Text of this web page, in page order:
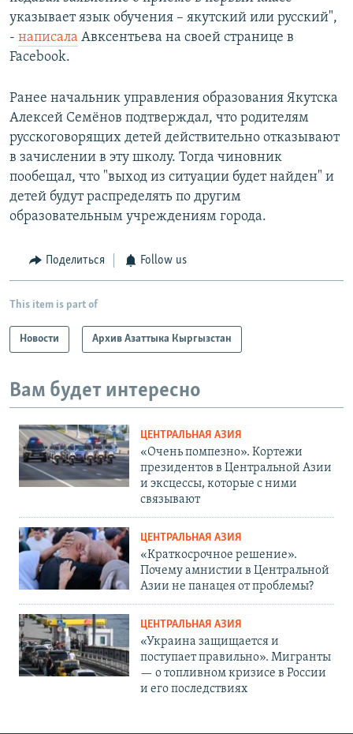
указывает язык обучения – якутский или русский",
- написала Авксентьева на своей странице в
Facebook.
Ранее начальник управления образования Якутска
Алексей Семёнов подтверждал, что родителям
русскоговорящих детей действительно отказывают
в зачислении в эту школу. Тогда чиновник
пообещал, что "выход из ситуации будет найден" и
детей будут распределять по другим
образовательным учреждениям города.
Поделиться Follow us
This item is part of
Новости Архив Азаттыка Кыргызстан
Вам будет интересно
ЦЕНТРАЛЬНАЯ АЗИЯ
«Очень помпезно». Кортежи
президентов в Центральной Азии
и эксцессы, которые с ними
связывают
ЦЕНТРАЛЬНАЯ АЗИЯ
«Краткосрочное решение».
Почему амнистии в Центральной
Азии не панацея от проблемы?
ЦЕНТРАЛЬНАЯ АЗИЯ
«Украина защищается и
поступает правильно». Мигранты
— о топливном кризисе в России
и его последствиях